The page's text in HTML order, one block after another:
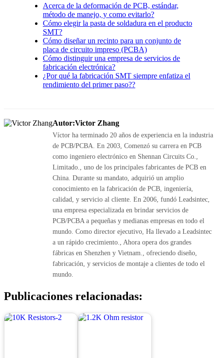
Acerca de la deformación de PCB, estándar,
método de manejo, y como evitarlo?
Cómo elegir la pasta de soldadura en el producto
SMT?
Cómo diseñar un recinto para un conjunto de
placa de circuito impreso (PCBA)
Cómo distinguir una empresa de servicios de
fabricación electrónica?
¿Por qué la fabricación SMT siempre enfatiza el
rendimiento del primer paso??
Autor:Victor Zhang
Víctor ha terminado 20 años de experiencia en la industria
de PCB/PCBA. En 2003, Comenzó su carrera en PCB
como ingeniero electrónico en Shennan Circuits Co.,
Limitado., uno de los principales fabricantes de PCB en
China. Durante su mandato, adquirió un amplio
conocimiento en la fabricación de PCB, ingeniería,
calidad, y servicio al cliente. En 2006, fundó Leadsintec,
una empresa especializada en brindar servicios de
PCB/PCBA a pequeñas y medianas empresas en todo el
mundo. Como director ejecutivo, Ha llevado a Leadsintec
a un rápido crecimiento., Ahora opera dos grandes
fábricas en Shenzhen y Vietnam., ofreciendo diseño,
fabricación, y servicios de montaje a clientes de todo el
mundo.
Publicaciones relacionadas: